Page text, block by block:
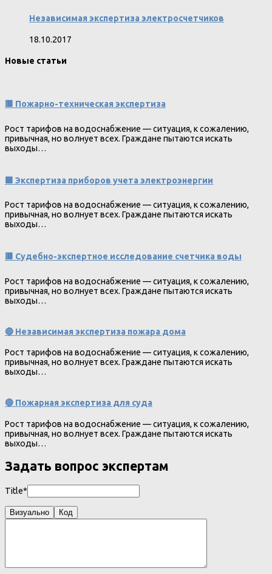
Независимая экспертиза электросчетчиков
18.10.2017
Новые статьи
🟥 Пожарно-техническая экспертиза
Рост тарифов на водоснабжение — ситуация, к сожалению,
привычная, но волнует всех. Граждане пытаются искать
выходы…
🟩 Экспертиза приборов учета электроэнергии
Рост тарифов на водоснабжение — ситуация, к сожалению,
привычная, но волнует всех. Граждане пытаются искать
выходы…
🟥 Судебно-экспертное исследование счетчика воды
Рост тарифов на водоснабжение — ситуация, к сожалению,
привычная, но волнует всех. Граждане пытаются искать
выходы…
🔴 Независимая экспертиза пожара дома
Рост тарифов на водоснабжение — ситуация, к сожалению,
привычная, но волнует всех. Граждане пытаются искать
выходы…
🔴 Пожарная экспертиза для суда
Рост тарифов на водоснабжение — ситуация, к сожалению,
привычная, но волнует всех. Граждане пытаются искать
выходы…
Задать вопрос экспертам
Title*
Визуально Код